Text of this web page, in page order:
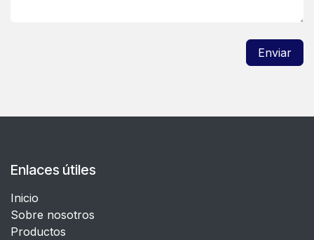
Enviar
Enlaces útiles
Inicio
Sobre nosotros
Productos